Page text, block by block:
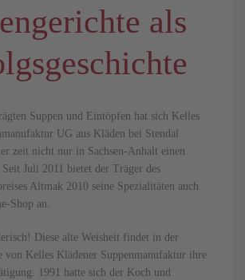
als
Suppen und Eintöpfen hat sich Kelles
UG aus Kläden bei Stendal
zeit nicht nur in Sachsen-Anhalt einen
Seit Juli 2011 bietet der Träger des
Altmak 2010 seine Spezialitäten auch
Shop an.
Diese alte Weisheit findet in der
von Kelles Klädener Suppenmanufaktur ihre
1991 hatte sich der Koch und